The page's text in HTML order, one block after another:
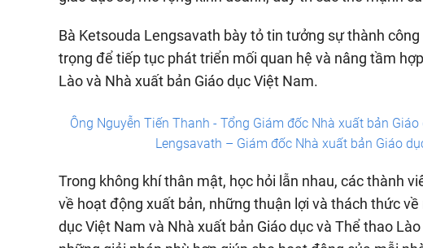
Bà Ketsouda Lengsavath bày tỏ tin tưởng sự thành
trọng để tiếp tục phát triển mối quan hệ và nâng tầm
Lào và Nhà xuất bản Giáo dục Việt Nam.
Ông Nguyễn Tiến Thanh - Tổng Giám đốc Nhà xuất bản
Lengsavath – Giám đốc Nhà xuất bản Giáo
Trong không khí thân mật, học hỏi lẫn nhau, các thành
về hoạt động xuất bản, những thuận lợi và thách thức
dục Việt Nam và Nhà xuất bản Giáo dục và Thể thao